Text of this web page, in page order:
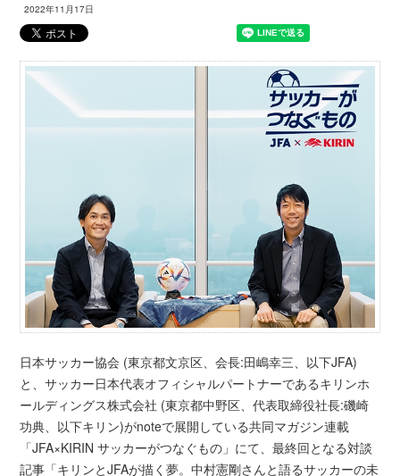
2022年11月17日
日本サッカー協会 (東京都文京区、会長:田嶋幸三、以下JFA)
と、サッカー日本代表オフィシャルパートナーであるキリンホ
ールディングス株式会社 (東京都中野区、代表取締役社長:磯崎
功典、以下キリン)がnoteで展開している共同マガジン連載
「JFA×KIRIN サッカーがつなぐもの」にて、最終回となる対談
記事「キリンとJFAが描く夢。中村憲剛さんと語るサッカーの未